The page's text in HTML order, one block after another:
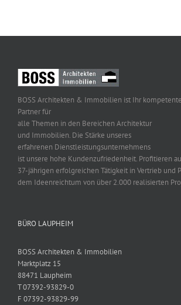
BOSS Architekten & Immobilien ist Ihr
Partner für
alle Themen in den Bereichen Architektur
und Immobilien. Die Stärke unseres
erfahrenen Dienstleistungsunternehmens
ist unsere hohe Kundenzufriedenheit. Profitieren
37-jährigen erfolgreichen Tätigkeit in Vertrieb und
dem Ideenreichtum von über 2.000 realisierten
BÜRO LAUPHEIM
BOSS Architekten & Immobilien
Marktplatz 15
88471 Laupheim
T 07392-93829-0
F 07392-93829-99